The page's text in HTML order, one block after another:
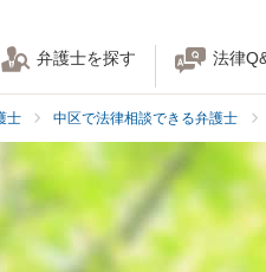
弁護士を探す 法律
士 中区で法律相談できる弁護士